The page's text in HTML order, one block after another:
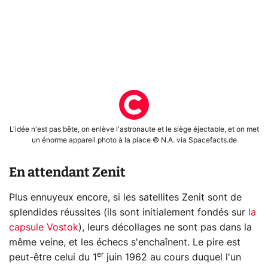
L'idée n'est pas bête, on enlève l'astronaute et le siège éjectable, et on met
un énorme appareil photo à la place © N.A. via Spacefacts.de
En attendant Zenit
Plus ennuyeux encore, si les satellites Zenit sont de
splendides réussites (ils sont initialement fondés sur la
capsule Vostok), leurs décollages ne sont pas dans la
même veine, et les échecs s'enchaînent. Le pire est
peut-être celui du 1 er juin 1962 au cours duquel l'un